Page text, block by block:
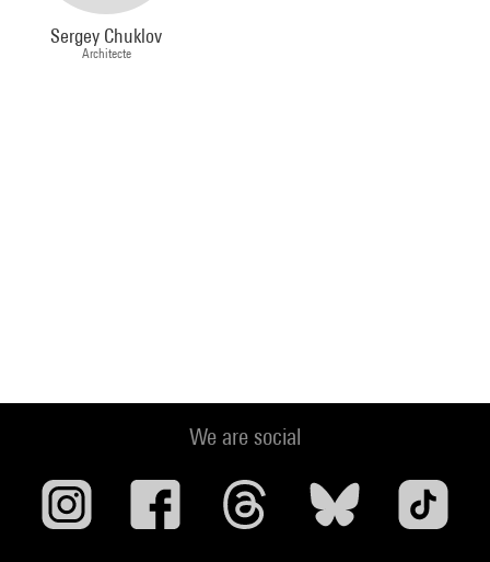
Sergey Chuklov
Architecte
We are social